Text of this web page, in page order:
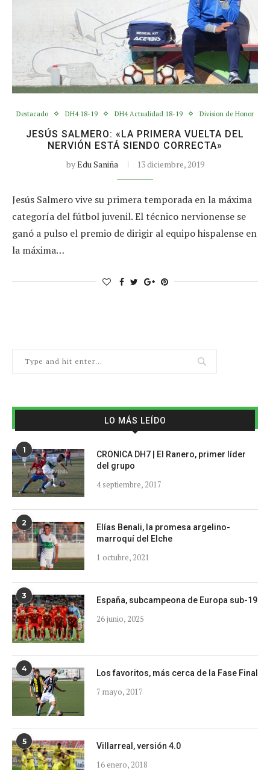
Destacado DH4 18-19 DH4 Actualidad 18-19 Division de Honor
JESÚS SALMERO: «LA PRIMERA VUELTA DEL
NERVIÓN ESTÁ SIENDO CORRECTA»
byEdu Saniña 13 diciembre, 2019
Jesús Salmero vive su primera temporada en la máxima
categoría del fútbol juvenil. El técnico nervionense se
ganó a pulso el premio de dirigir al equipo hispalense en
la máxima…
LO MÁS LEÍDO
1
CRONICA DH7 | El Ranero, primer líder
del grupo
4 septiembre, 2017
2
Elías Benali, la promesa argelino-
marroquí del Elche
1 octubre, 2021
3 España, subcampeona de Europa sub-19
26 junio, 2025
4 Los favoritos, más cerca de la Fase Final
7 mayo, 2017
5 Villarreal, versión 4.0
16 enero, 2018